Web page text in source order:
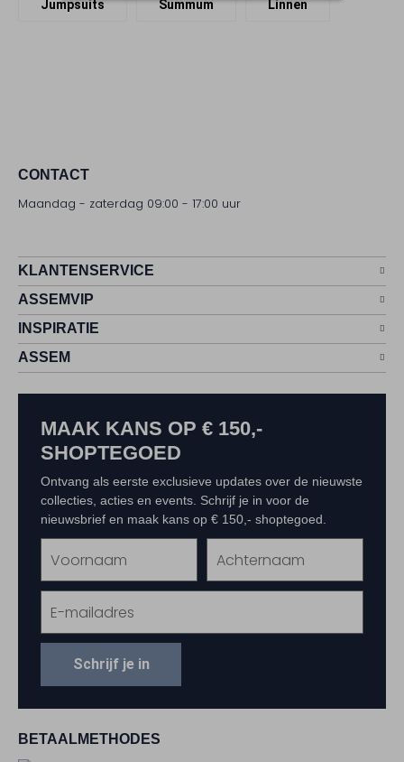
Jumpsuits Summum Linnen
CONTACT
Maandag - zaterdag 09:00 - 17:00 uur
KLANTENSERVICE
ASSEMVIP
INSPIRATIE
ASSEM
BETAALMETHODES
MAAK KANS OP € 150,-
SHOPTEGOED
Ontvang als eerste exclusieve updates over de nieuwste
collecties, acties en events. Schrijf je in voor de
nieuwsbrief en maak kans op € 150,- shoptegoed.
Schrijf je in